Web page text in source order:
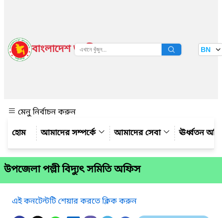
বাংলাদেশ জাতীয় তথ্য বাতায়ন BN
মেনু নির্বাচন করুন
আমাদের সম্পর্কে
আমাদের সেবা ঊর্ধ্বতন
উপজেলা পল্লী বিদ্যুৎ সমিতি অফিস
এই কনটেন্টটি শেয়ার করতে ক্লিক করুন